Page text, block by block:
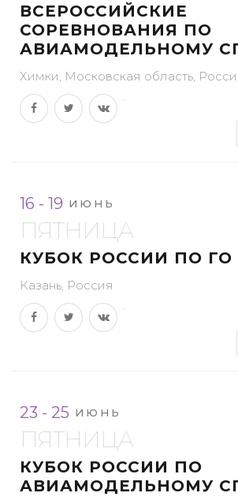
ВСЕРОССИЙСКИЕ
СОРЕВНОВАНИЯ ПО
АВИАМОДЕЛЬНОМУ
Химки, Московская область,
16 - 19 ИЮНЬ
ПЯТНИЦА
КУБОК РОССИИ ПО ГО
Казань, Россия
23 - 25 ИЮНЬ
ПЯТНИЦА
КУБОК РОССИИ ПО
АВИАМОДЕЛЬНОМУ